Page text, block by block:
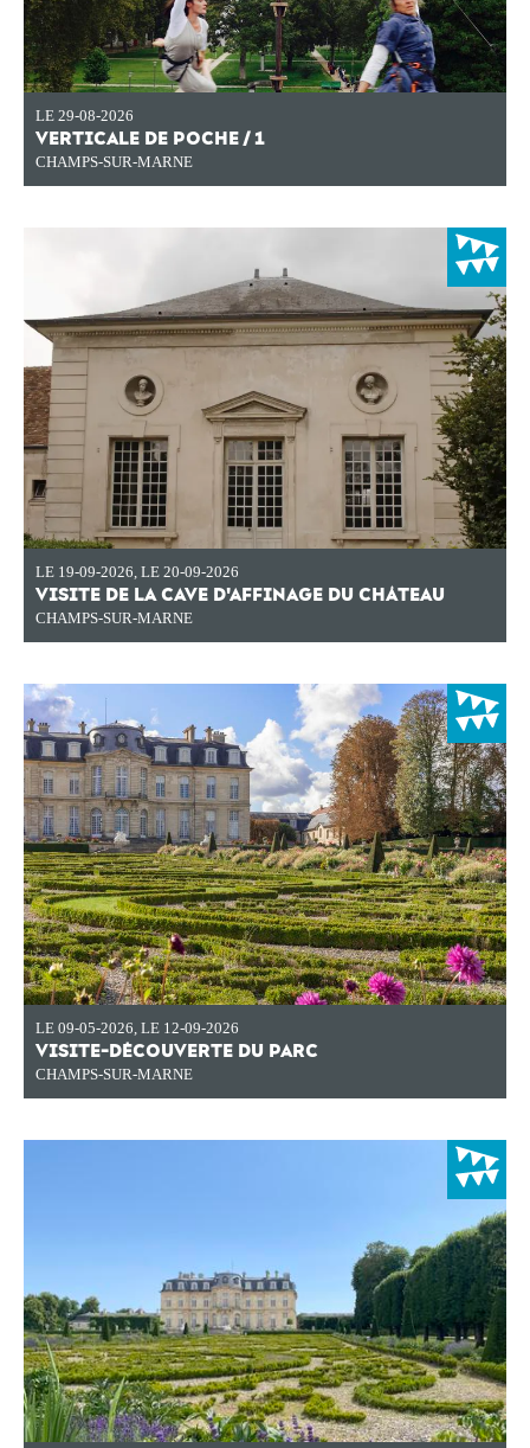
LE 29-08-2026
VERTICALE DE POCHE / 1
CHAMPS-SUR-MARNE
LE 19-09-2026 LE 20-09-2026
VISITE DE LA CAVE D'AFFINAGE DU CHÂTEAU
CHAMPS-SUR-MARNE
LE 09-05-2026 LE 12-09-2026
VISITE-DÉCOUVERTE DU PARC
CHAMPS-SUR-MARNE